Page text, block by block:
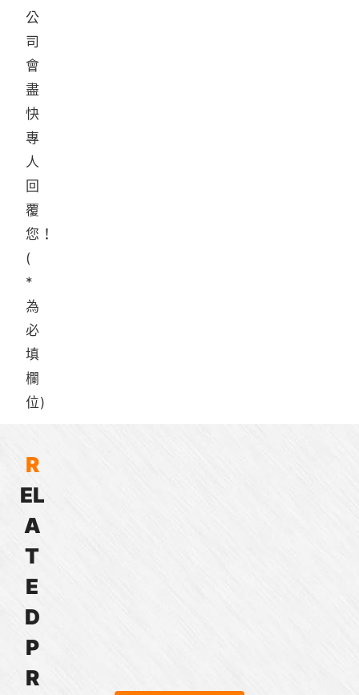
公
司
會
盡
快
專
人
回
覆
您！
(
*
為
必
填
欄
位)
R
EL
A
T
E
D
P
R